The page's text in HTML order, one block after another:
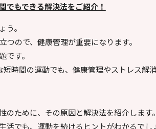
でもできる解決法をご紹介！
う。
つので、健康管理が重要になります。
です。
時間の運動でも、健康管理やストレス解
ために、その原因と解決法を紹介します。
活でも、運動を続けるヒントがわかるでし